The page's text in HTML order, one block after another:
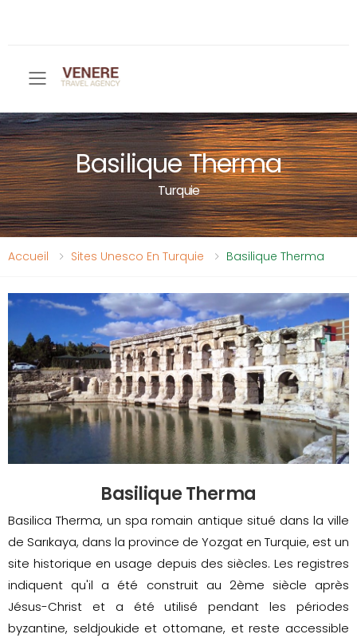
Toggle mobile menu
Basilique Therma
Turquie
Accueil Sites Unesco En Turquie Basilique Therma
Basilique Therma
Basilica Therma, un spa romain antique situé dans la ville
de Sarıkaya, dans la province de Yozgat en Turquie, est un
site historique en usage depuis des siècles. Les registres
indiquent qu'il a été construit au 2ème siècle après
Jésus-Christ et a été utilisé pendant les périodes
byzantine, seldjoukide et ottomane, et reste accessible